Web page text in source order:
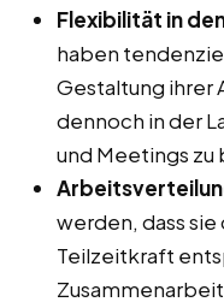
Flexibilität in
haben
Gestaltung ihrer
dennoch in der
und Meetings
werden, dass
Teilzeitkraft